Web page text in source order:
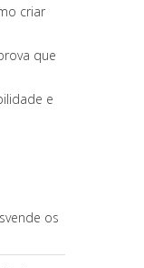
criar
que
e
os